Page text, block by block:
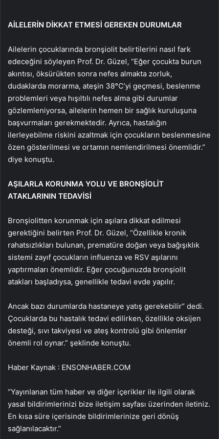
AİLELERİN DİKKAT ETMESİ GEREKEN DURUMLAR
Ailelerin çocuklarında bronşiolit belirtilerini nasıl fark
edeceğini söyleyen Prof. Dr. Güzel, “Eğer çocukta burun
akıntısı, öksürükten sonra nefes almakta zorluk,
dudaklarda morarma, ateşin 38°C’yi geçmesi, beslenme
problemleri veya hışıltılı nefes alma gibi durumlar
gözlemleniyorsa, ailelerin hemen bir sağlık kuruluşuna
başvurmaları gerekmektedir. Ayrıca, hastalığın
ilerleyebilme riskini azaltmak için çocukların beslenmesine
özen gösterilmesi ve ortamın nemlendirilmesi önemlidir.”
diye konuştu.
AŞILARLA KORUNMA YOLU VE BRONŞİOLİT
ATAKLARININ TEDAVİSİ
Bronşiolitten korunmak için aşılara dikkat edilmesi
gerektiğini belirten Prof. Dr. Güzel, “Özellikle kronik
rahatsızlıkları bulunan, prematüre doğan veya bağışıklık
sistemi zayıf çocukların influenza ve RSV aşılarını
yaptırmaları önemlidir. Eğer çocuğunuzda bronşiolit
atakları başladıysa, genellikle tedavi evde yapılır.
Ancak bazı durumlarda hastaneye yatış gerekebilir” dedi.
Çocuklarda bu hastalık tedavi edilirken, özellikle oksijen
desteği, sıvı takviyesi ve ateş kontrolü gibi önlemler
önemli rol oynar.” şeklinde konuştu.
Haber Kaynak : ENSONHABER.COM
“Yayınlanan tüm haber ve diğer içerikler ile ilgili olarak
yasal bildirimlerinizi bize iletişim sayfası üzerinden iletiniz.
En kısa süre içerisinde bildirimlerinize geri dönüş
sağlanılacaktır.”